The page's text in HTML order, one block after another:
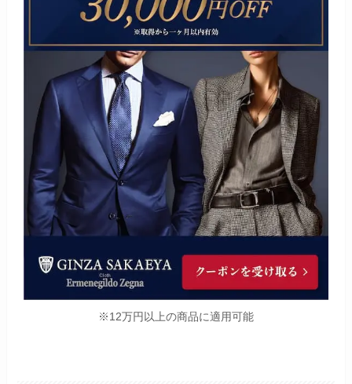
※12万円以上の商品に適用可能